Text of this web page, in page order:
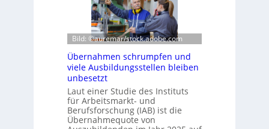
E
S
I
-
I
n
d
x
a
u
f
s
c
h
e
i
r
s
c
h
a
Bild: ©auremar/stock.adobe.com
Übernahmen schrumpfen und
viele Ausbildungsstellen bleiben
unbesetzt
Laut einer Studie des Instituts
für Arbeitsmarkt- und
Berufsforschung (IAB) ist die
Übernahmequote von